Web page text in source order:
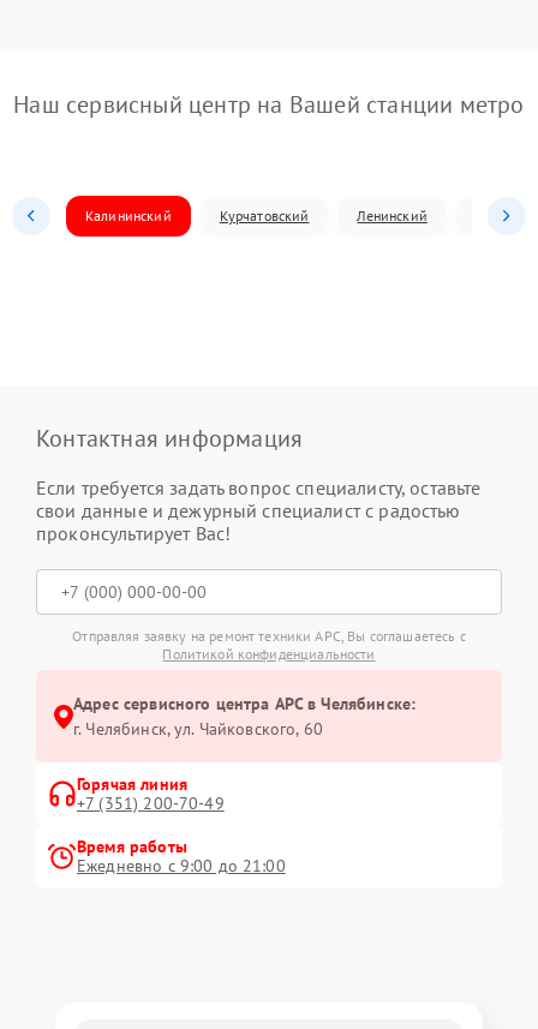
Наш сервисный центр на Вашей станции метро
Калининский Курчатовский Ленинский
Контактная информация
Если требуется задать вопрос специалисту, оставьте
свои данные и дежурный специалист с радостью
проконсультирует Вас!
Отправляя заявку на ремонт техники APC, Вы соглашаетесь с
Политикой конфиденциальности
Адрес сервисного центра APC в Челябинске:
г. Челябинск, ул. Чайковского, 60
Горячая линия
+7 (351) 200-70-49
Время работы
Ежедневно с 9:00 до 21:00